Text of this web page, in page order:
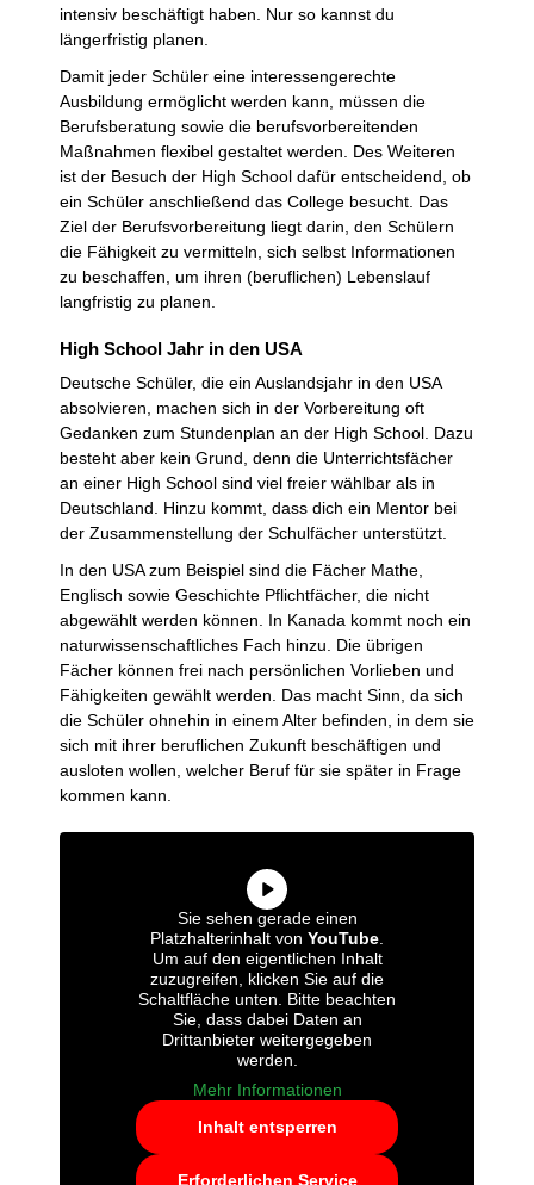
intensiv beschäftigt haben. Nur so kannst du
längerfristig planen.
Damit jeder Schüler eine interessengerechte
Ausbildung ermöglicht werden kann, müssen die
Berufsberatung sowie die berufsvorbereitenden
Maßnahmen flexibel gestaltet werden. Des Weiteren
ist der Besuch der High School dafür entscheidend, ob
ein Schüler anschließend das College besucht. Das
Ziel der Berufsvorbereitung liegt darin, den Schülern
die Fähigkeit zu vermitteln, sich selbst Informationen
zu beschaffen, um ihren (beruflichen) Lebenslauf
langfristig zu planen.
High School Jahr in den USA
Deutsche Schüler, die ein Auslandsjahr in den USA
absolvieren, machen sich in der Vorbereitung oft
Gedanken zum Stundenplan an der High School. Dazu
besteht aber kein Grund, denn die Unterrichtsfächer
an einer High School sind viel freier wählbar als in
Deutschland. Hinzu kommt, dass dich ein Mentor bei
der Zusammenstellung der Schulfächer unterstützt.
In den USA zum Beispiel sind die Fächer Mathe,
Englisch sowie Geschichte Pflichtfächer, die nicht
abgewählt werden können. In Kanada kommt noch ein
naturwissenschaftliches Fach hinzu. Die übrigen
Fächer können frei nach persönlichen Vorlieben und
Fähigkeiten gewählt werden. Das macht Sinn, da sich
die Schüler ohnehin in einem Alter befinden, in dem sie
sich mit ihrer beruflichen Zukunft beschäftigen und
ausloten wollen, welcher Beruf für sie später in Frage
kommen kann.
Sie sehen gerade einen
Platzhalterinhalt von YouTube
Um auf den eigentlichen Inhalt
zuzugreifen, klicken Sie auf die
Schaltfläche unten. Bitte beachten
Sie, dass dabei Daten an
Drittanbieter weitergegeben
werden.
Mehr Informationen
Inhalt entsperren
Erforderlichen Service